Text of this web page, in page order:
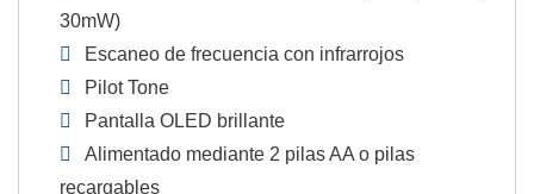
30mW)
Escaneo de frecuencia con infrarrojos
Pilot Tone
Pantalla OLED brillante
Alimentado mediante 2 pilas AA o pilas
recargables